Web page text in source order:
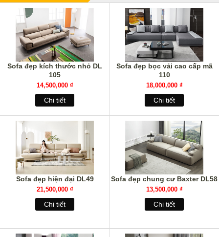
Sofa đẹp kích thước nhỏ DL
105
14,500,000 ₫
Chi tiết
Sofa đẹp bọc vải cao cấp mã
110
18,000,000 ₫
Chi tiết
Sofa đẹp hiện đại DL49
21,500,000 ₫
Chi tiết
Sofa đẹp chung cư Baxter DL58
13,500,000 ₫
Chi tiết